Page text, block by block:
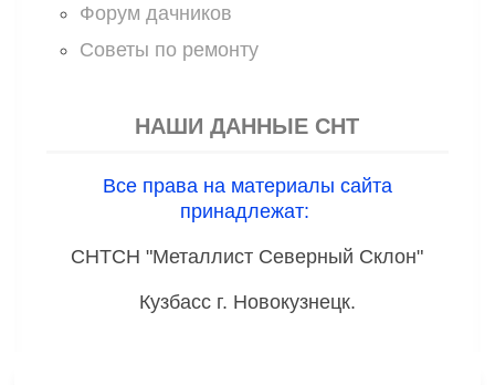
Форум дачников
Советы по ремонту
НАШИ ДАННЫЕ СНТ
Все права на материалы сайта
принадлежат:
СНТСН "Металлист Северный Склон"
Кузбасс г. Новокузнецк.